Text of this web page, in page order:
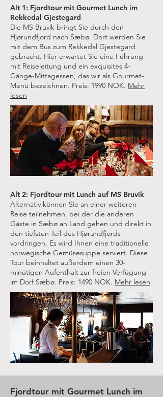
Alt 1: Fjordtour mit Gourmet Lunch im
Rekkedal Gjestegard
Die MS Bruvik bringt Sie durch den
Hjørundfjord nach Sæbø. Dort werden Sie
mit dem Bus zum Rekkedal Gjestegard
gebracht. Hier erwartet Sie eine Führung
mit Reiseleitung und ein exquisites 4-
Gänge-Mittagessen, das wir als Gourmet-
Menü bezeichnen. Preis: 1990 NOK. Mehr
lesen
Alt 2: Fjordtour mit Lunch auf MS Bruvik
Alternativ können Sie an einer weiteren
Reise teilnehmen, bei der die anderen
Gäste in Sæbø an Land gehen und direkt in
den tiefsten Teil des Hjørundfjords
vordringen. Es wird Ihnen eine traditionelle
norwegische Gemüsesuppe serviert. Diese
Tour beinhaltet außerdem einen 30-
minütigen Aufenthalt zur freien Verfügung
im Dorf Sæbø. Preis: 1490 NOK. Mehr lesen
Fjordtour mit Gourmet Lunch im